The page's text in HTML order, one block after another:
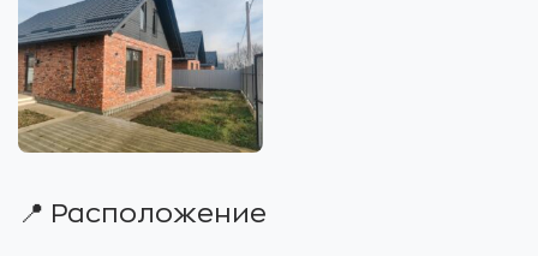
📍 Расположение